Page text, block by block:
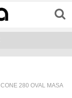
CONE 280 OVAL MASA